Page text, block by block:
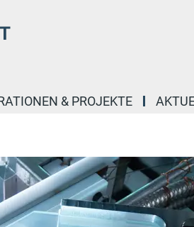
& PROJEKTE